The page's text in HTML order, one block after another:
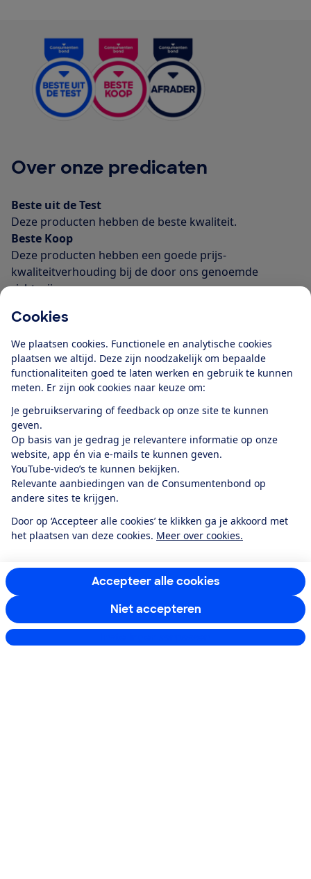
Cookies
We plaatsen cookies. Functionele en analytische cookies
plaatsen we altijd. Deze zijn noodzakelijk om bepaalde
functionaliteiten goed te laten werken en gebruik te kunnen
meten. Er zijn ook cookies naar keuze om:
Je gebruikservaring of feedback op onze site te kunnen
geven.
Op basis van je gedrag je relevantere informatie op onze
website, app én via e-mails te kunnen geven.
YouTube-video’s te kunnen bekijken.
Relevante aanbiedingen van de Consumentenbond op
andere sites te krijgen.
Door op ‘Accepteer alle cookies’ te klikken ga je akkoord met
het plaatsen van deze cookies. Meer over cookies.
Accepteer alle cookies
Niet accepteren
Over onze predicaten
Beste uit de Test
Deze producten hebben de beste kwaliteit.
Beste Koop
Deze producten hebben een goede prijs-
kwaliteitverhouding bij de door ons genoemde
richtprijs.
Deze producten hebben een slecht
Lees meer over onze predicaten
Blijf op de hoogte
Ontvang nieuws, acties en tips in je mailbox. In onze
privacyverklaringlees je hoe we omgaan met je
persoonsgegevens en e-mails voor je personaliseren.
Ik meld me aan
Service & Contact